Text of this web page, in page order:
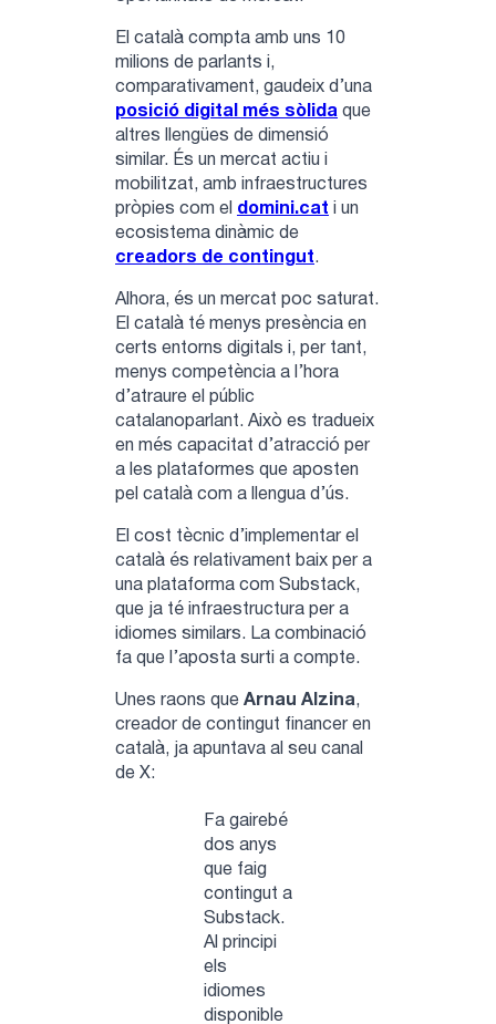
El català compta amb uns 10
milions de parlants i,
comparativament, gaudeix d’una
posició digital més sòlida que
altres llengües de dimensió
similar. És un mercat actiu i
mobilitzat, amb infraestructures
pròpies com el domini.cat i un
ecosistema dinàmic de
creadors de contingut.
Alhora, és un mercat poc saturat.
El català té menys presència en
certs entorns digitals i, per tant,
menys competència a l’hora
d’atraure el públic
catalanoparlant. Això es tradueix
en més capacitat d’atracció per
a les plataformes que aposten
pel català com a llengua d’ús.
El cost tècnic d’implementar el
català és relativament baix per a
una plataforma com Substack,
que ja té infraestructura per a
idiomes similars. La combinació
fa que l’aposta surti a compte.
Unes raons que Arnau Alzina,
creador de contingut financer en
català, ja apuntava al seu canal
de X:
Fa gairebé
dos anys
que faig
contingut a
Substack.
Al principi
els
idiomes
disponible